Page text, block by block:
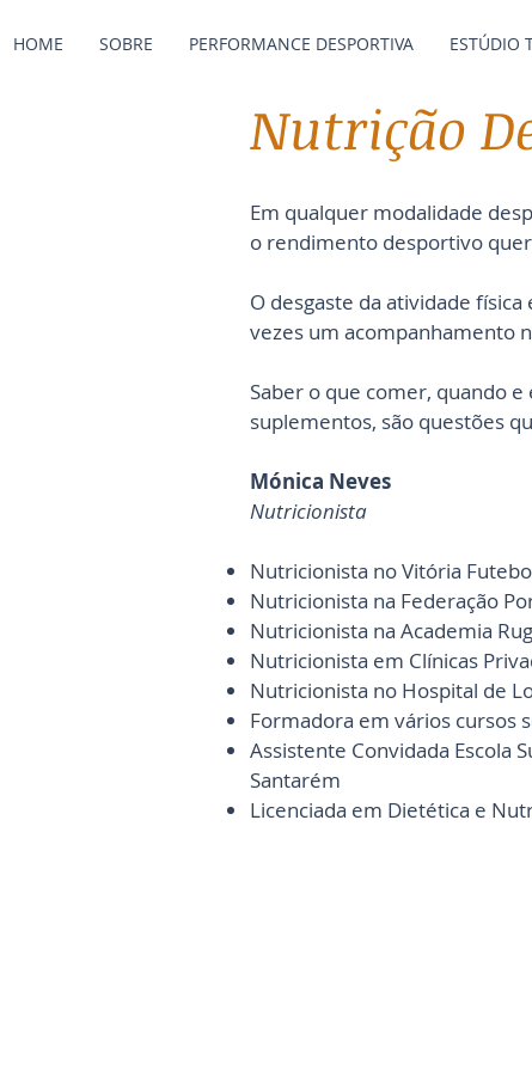
HOME SOBRE PERFORMANCE DESPORTIVA ESTÚDIO
Nutrição
Em qualquer modalidade
o rendimento desportivo
O desgaste da atividade
vezes um acompanhamento
Saber o que comer, quando
suplementos, são questões
Mónica Neves
Nutricionista
Nutricionista no Vitória
Nutricionista na Federação
Nutricionista na Academia
Nutricionista em Clínicas
Nutricionista no Hospital de
Formadora em vários cursos
Assistente Convidada Escola
Santarém
Licenciada em Dietética e